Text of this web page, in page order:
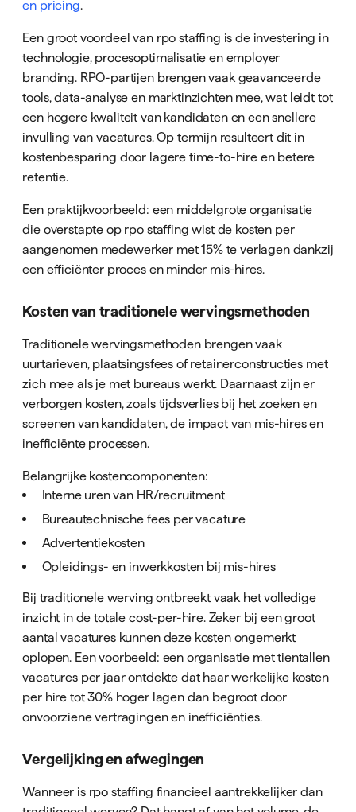
en pricing.
Een groot voordeel van rpo staffing is de investering in
technologie, procesoptimalisatie en employer
branding. RPO-partijen brengen vaak geavanceerde
tools, data-analyse en marktinzichten mee, wat leidt tot
een hogere kwaliteit van kandidaten en een snellere
invulling van vacatures. Op termijn resulteert dit in
kostenbesparing door lagere time-to-hire en betere
retentie.
Een praktijkvoorbeeld: een middelgrote organisatie
die overstapte op rpo staffing wist de kosten per
aangenomen medewerker met 15% te verlagen dankzij
een efficiënter proces en minder mis-hires.
Kosten van traditionele wervingsmethoden
Traditionele wervingsmethoden brengen vaak
uurtarieven, plaatsingsfees of retainerconstructies met
zich mee als je met bureaus werkt. Daarnaast zijn er
verborgen kosten, zoals tijdsverlies bij het zoeken en
screenen van kandidaten, de impact van mis-hires en
inefficiënte processen.
Belangrijke kostencomponenten:
Interne uren van HR/recruitment
Bureautechnische fees per vacature
Advertentiekosten
Opleidings- en inwerkkosten bij mis-hires
Bij traditionele werving ontbreekt vaak het volledige
inzicht in de totale cost-per-hire. Zeker bij een groot
aantal vacatures kunnen deze kosten ongemerkt
oplopen. Een voorbeeld: een organisatie met tientallen
vacatures per jaar ontdekte dat haar werkelijke kosten
per hire tot 30% hoger lagen dan begroot door
onvoorziene vertragingen en inefficiënties.
Vergelijking en afwegingen
Wanneer is rpo staffing financieel aantrekkelijker dan